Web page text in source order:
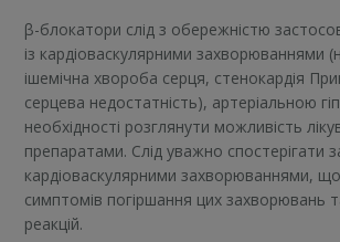
β-блокатори слід з обережністю
із кардіоваскулярними захворюваннями
ішемічна хвороба серця, стенокардія
серцева недостатність), артеріальною
необхідності розглянути можливість
препаратами. Слід уважно спостерігати
кардіоваскулярними захворюваннями,
симптомів погіршання цих захворювань
реакцій.